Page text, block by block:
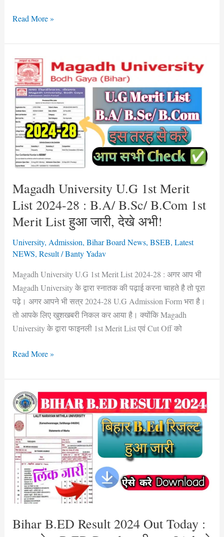
Read More »
Magadh University U.G 1st Merit
List 2024-28 : B.A/ B.Sc/ B.Com 1st
Merit List हुआ जारी, देखे अभी!
University, Admission, Bihar Board News, BSEB, Latest
NEWS, Result/Banty Yadav
Magadh University U.G 1st Merit List 2024-28 : अगर आप भी
Magadh University के द्वारा स्नातक की पढ़ाई करना चाहते है तो पूरा
पढ़े। अगर आपने भी सत्र 2024-28 U.G Admission Form भरा है।
तो आपके लिए खुशखबरी निकल कर आया है। क्योंकि Magadh
University के द्वारा फाइनली 1st Merit List एवं Cut Off को
Magadh
University
U.G
1st
Merit
List
2024-
28
B.A/
B.Com
1st
Merit
List
जारी,
देखे
अभी!
Read More »
Bihar B.ED Result 2024 Out Today :
Bihar
B.ED
Result
2024
Out
Today
आज
होगा
B.ED